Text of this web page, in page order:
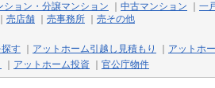
ション・分譲マンション 中古マンション 一
売店舗 売事務所
売その他
す アットホーム引越し見積もり アットホ
アットホーム投資 官公庁物件